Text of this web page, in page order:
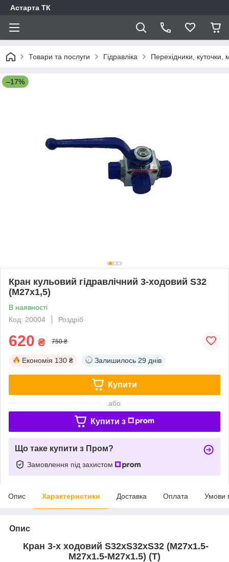
Астарта ТК
Товари та послуги Гідравліка Перехідники, куточки,
–17%
Кран кульовий гідравлічний 3-ходовий S32
(М27х1,5)
В наявності
Код: 20004
Роздріб
620 ₴ 750 ₴
Економія 130 ₴ Залишилось 29 днів
Купити
або
Купити з
Що таке купити з Пром?
Замовлення під захистом
Опис Характеристики Доставка Оплата Умови
Опис
Кран 3-х ходовий S32xS32xS32 (M27x1.5-
M27x1.5-M27x1.5) (T)